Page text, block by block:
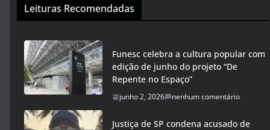
Leituras Recomendadas
Funesc celebra a cultura popular com
edição de junho do projeto “De
Repente no Espaço”
junho 2, 2026 nenhum comentário
Justiça de SP condena acusado de